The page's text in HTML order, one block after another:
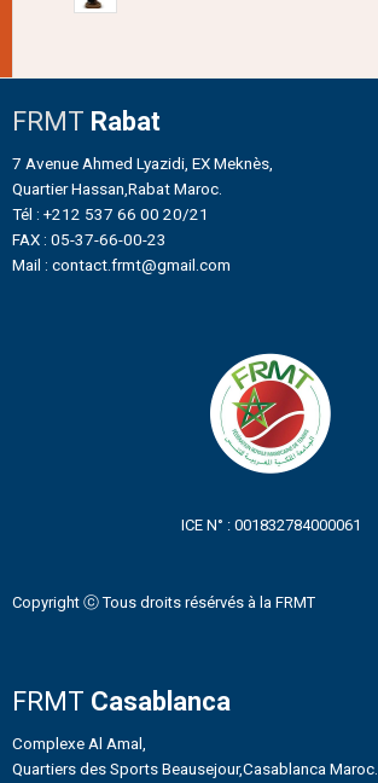
FRMT Rabat
7 Avenue Ahmed Lyazidi, EX Meknès,
Quartier Hassan,Rabat Maroc.
Tél : +212 537 66 00 20/21
FAX : 05-37-66-00-23
Mail : contact.frmt@gmail.com
ICE N° : 001832784000061
Copyright ⓒ Tous droits résérvés à la FRMT
FRMT Casablanca
Complexe Al Amal,
Quartiers des Sports Beausejour,Casablanca Maroc.